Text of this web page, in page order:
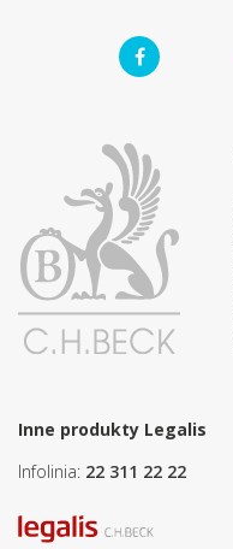
Inne produkty Legalis
Infolinia: 22 311 22 22